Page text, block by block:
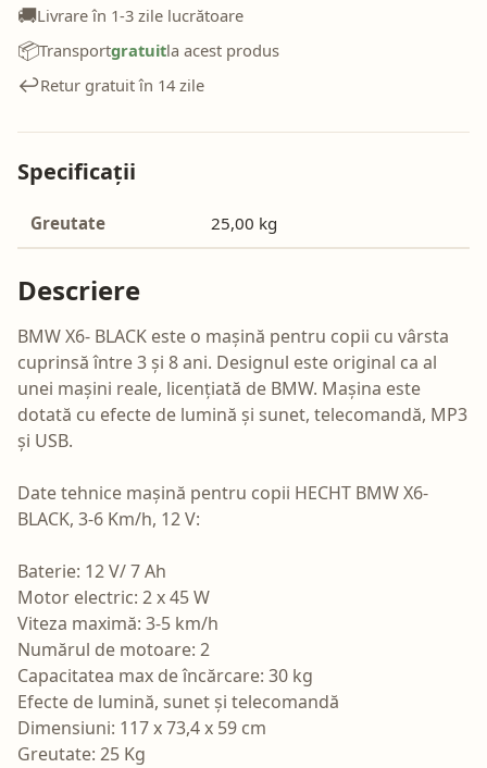
🚚Livrare în 1-3 zile lucrătoare
📦Transportgratuitla acest produs
↩️Retur gratuit în 14 zile
Specificații
Greutate 25,00 kg
Descriere
BMW X6- BLACK este o mașină pentru copii cu vârsta
cuprinsă între 3 și 8 ani. Designul este original ca al
unei mașini reale, licențiată de BMW. Mașina este
dotată cu efecte de lumină și sunet, telecomandă, MP3
și USB.
Date tehnice mașină pentru copii HECHT BMW X6-
BLACK, 3-6 Km/h, 12 V:
Baterie: 12 V/ 7 Ah
Motor electric: 2 x 45 W
Viteza maximă: 3-5 km/h
Numărul de motoare: 2
Capacitatea max de încărcare: 30 kg
Efecte de lumină, sunet și telecomandă
Dimensiuni: 117 x 73,4 x 59 cm
Greutate: 25 Kg